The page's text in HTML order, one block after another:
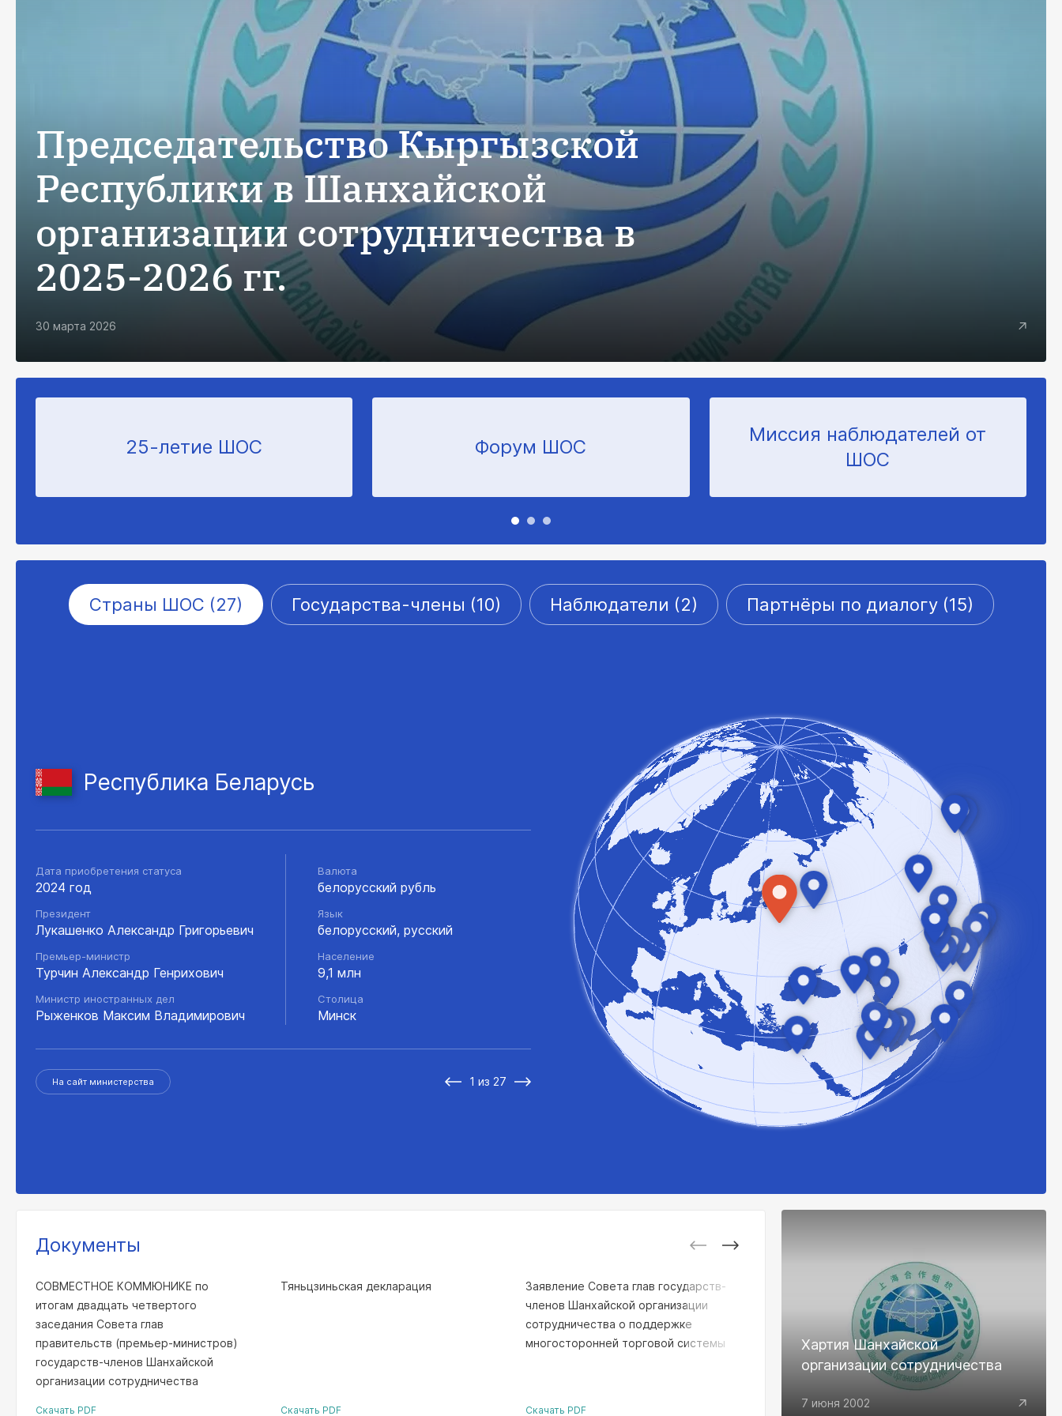
Председательство Кыргызской
Республики в Шанхайской
организации сотрудничества в
2025-2026 гг.
30 марта 2026
25-летие ШОС Форум ШОС
Миссия наблюдателей от
ШОС
Страны ШОС (27) Государства-члены (10) Наблюдатели (2) Партнёры по диалогу (15)
Республика Беларусь
Дата приобретения статуса
2024 год
Президент
Лукашенко Александр Григорьевич
Премьер-министр
Турчин Александр Генрихович
Министр иностранных дел
Рыженков Максим Владимирович
Валюта
белорусский рубль
Язык
белорусский, русский
Население
9,1 млн
Столица
Минск
На сайт министерства 1 из 27
Документы
СОВМЕСТНОЕ КОММЮНИКЕ по
итогам двадцать четвертого
заседания Совета глав
правительств (премьер-министров)
государств-членов Шанхайской
организации сотрудничества
Скачать PDF
Тяньцзиньская декларация
Скачать PDF
Заявление Совета глав государств-
членов Шанхайской организации
сотрудничества о поддержке
многосторонней торговой системы
Скачать PDF
Заявление Совета глав государств-
членов Шанхайской организации
сотрудничества в связи с 80-
летием окончания Второй мировой
войны и образования Организации
Объединенных Наций
Скачать PDF
Хартия Шанхайской
организации сотрудничества
7 июня 2002